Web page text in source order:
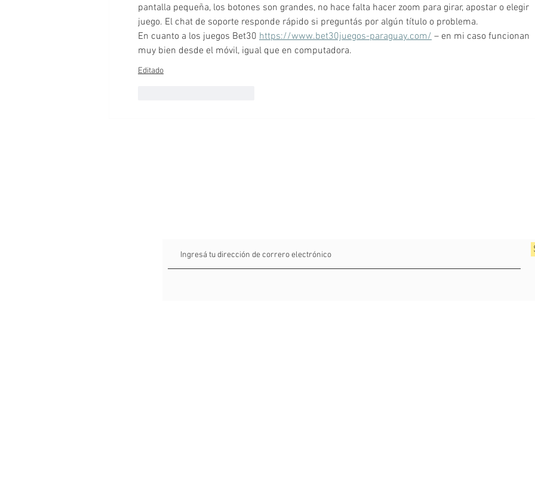
pantalla pequeña, los botones son grandes, no hace falta hacer zoom para girar, apostar o elegir
juego. El chat de soporte responde rápido si preguntás por algún título o problema.
En cuanto a los juegos Bet30 https://www.bet30juegos-paraguay.com/ – en mi caso funcionan
muy bien desde el móvil, igual que en computadora.
Editado